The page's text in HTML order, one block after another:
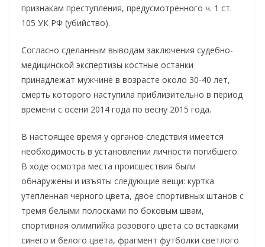
признакам преступления, предусмотренного ч. 1 ст.
105 УК РФ (убийство).
Согласно сделанным выводам заключения судебно-
медицинской экспертизы костные останки
принадлежат мужчине в возрасте около 30-40 лет,
смерть которого наступила приблизительно в период
времени с осени 2014 года по весну 2015 года.
В настоящее время у органов следствия имеется
необходимость в установлении личности погибшего.
В ходе осмотра места происшествия были
обнаружены и изъяты следующие вещи: куртка
утепленная черного цвета, двое спортивных штанов с
тремя белыми полосками по боковым швам,
спортивная олимпийка розового цвета со вставками
синего и белого цвета, фрагмент футболки светлого